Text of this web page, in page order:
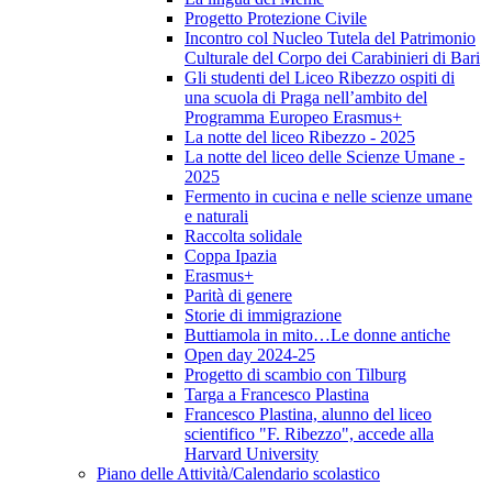
Progetto Protezione Civile
Incontro col Nucleo Tutela del Patrimonio
Culturale del Corpo dei Carabinieri di Bari
Gli studenti del Liceo Ribezzo ospiti di
una scuola di Praga nell’ambito del
Programma Europeo Erasmus+
La notte del liceo Ribezzo - 2025
La notte del liceo delle Scienze Umane -
2025
Fermento in cucina e nelle scienze umane
e naturali
Raccolta solidale
Coppa Ipazia
Erasmus+
Parità di genere
Storie di immigrazione
Buttiamola in mito…Le donne antiche
Open day 2024-25
Progetto di scambio con Tilburg
Targa a Francesco Plastina
Francesco Plastina, alunno del liceo
scientifico "F. Ribezzo", accede alla
Harvard University
Piano delle Attività/Calendario scolastico